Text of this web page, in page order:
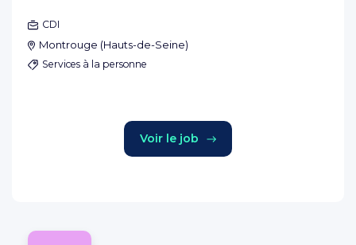
CDI
Montrouge (Hauts-de-Seine)
Services à la personne
Voir le job